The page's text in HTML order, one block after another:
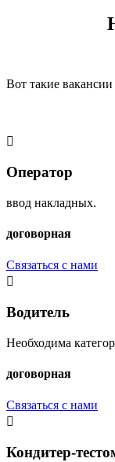
Вот такие вакансии
Оператор
ввод накладных.
договорная
Связаться с нами
Водитель
Необходима
договорная
Связаться с нами
Кондитер-